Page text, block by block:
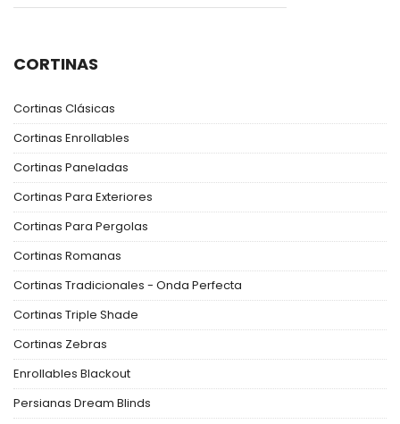
CORTINAS
Cortinas Clásicas
Cortinas Enrollables
Cortinas Paneladas
Cortinas Para Exteriores
Cortinas Para Pergolas
Cortinas Romanas
Cortinas Tradicionales - Onda Perfecta
Cortinas Triple Shade
Cortinas Zebras
Enrollables Blackout
Persianas Dream Blinds